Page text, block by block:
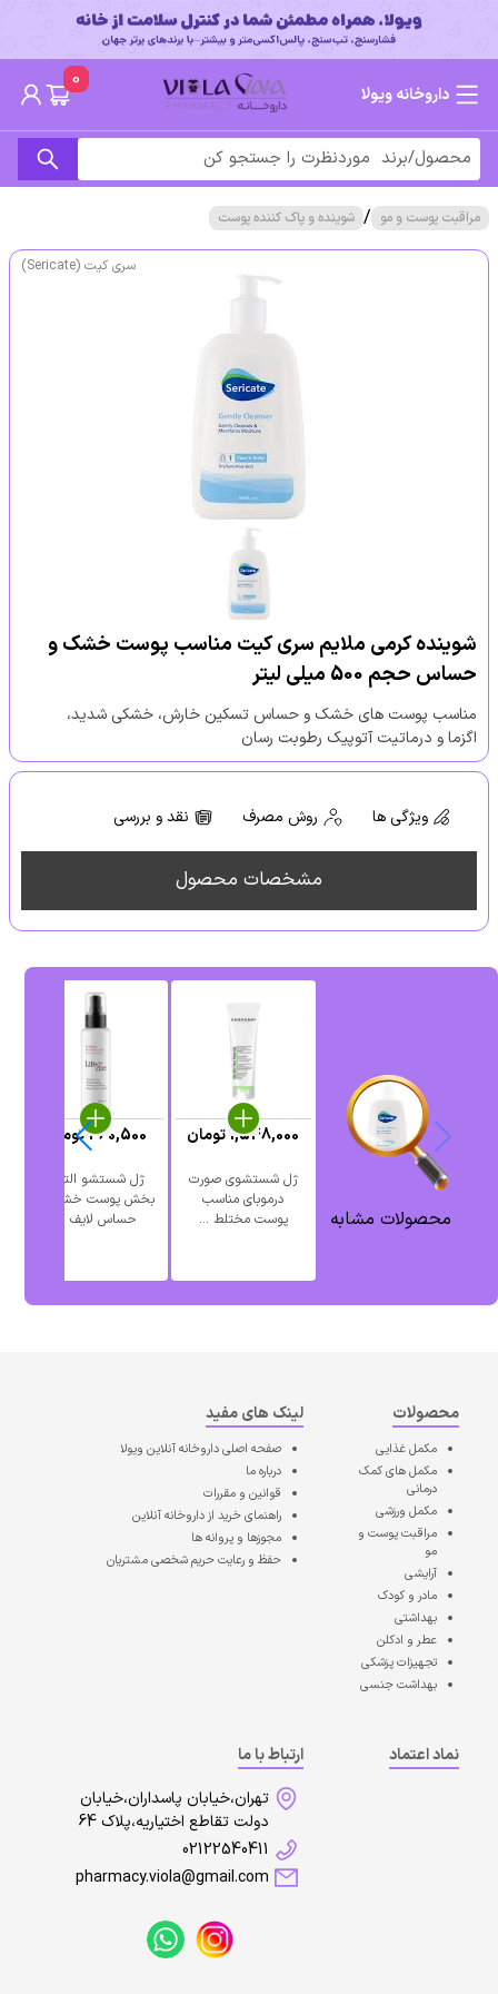
داروخانه ویولا
0
مراقبت پوست و مو / شوینده و پاک کننده پوست
سری کیت (Sericate)
شوینده کرمی ملایم سری کیت مناسب پوست خشک و
حساس حجم 500 میلی لیتر
مناسب پوست های خشک و حساس تسکین خارش، خشکی شدید،
اگزما و درماتیت آتوپیک رطوبت رسان
ویژگی ها روش مصرف نقد و بررسی
مشخصات محصول
محصولات مشابه
ژل شستشوی صورت
درموبای مناسب
پوست مختلط ...
1,548,000تومان
ژل شستشو التیام
بخش پوست خشک و
حساس لایف ...
460,500تومان
محصولات
مکمل غذایی
مکمل های کمک
درمانی
مکمل ورزشی
مراقبت پوست و
مو
آرایشی
مادر و کودک
بهداشتی
عطر و ادکلن
تجهیزات پزشکی
بهداشت جنسی
لینک های مفید
صفحه اصلیداروخانه آنلاین ویولا
درباره ما
قوانین و مقررات
راهنمای خرید از داروخانه آنلاین
مجوزها و پروانه ها
حفظ و رعایت حریم شخصی مشتریان
نماد اعتماد
ارتباط با ما
تهران،خیابان پاسداران،خیابان
دولت تقاطع اختیاریه،پلاک 64
02122540411
pharmacy.viola@gmail.com